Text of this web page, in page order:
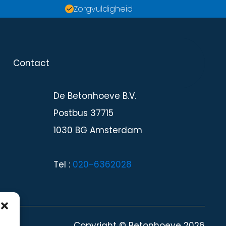
Zorgvuldigheid
Contact
De Betonhoeve B.V.
Postbus 37715
1030 BG Amsterdam
Tel : 020-6362028